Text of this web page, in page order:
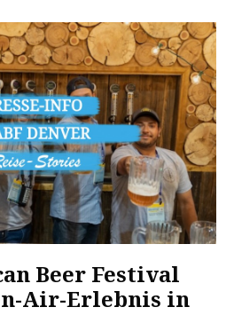
Beer Festival
Air-Erlebnis in